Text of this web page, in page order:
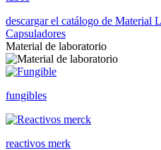
descargar el catálogo de Material
Capsuladores
Material de laboratorio
fungibles
reactivos merk